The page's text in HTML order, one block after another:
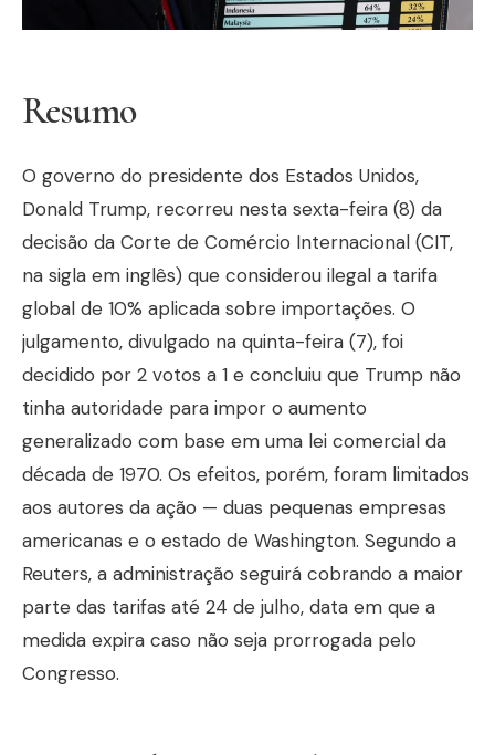
Resumo
O governo do presidente dos Estados Unidos,
Donald Trump, recorreu nesta sexta-feira (8) da
decisão da Corte de Comércio Internacional (CIT,
na sigla em inglês) que considerou ilegal a tarifa
global de 10% aplicada sobre importações. O
julgamento, divulgado na quinta-feira (7), foi
decidido por 2 votos a 1 e concluiu que Trump não
tinha autoridade para impor o aumento
generalizado com base em uma lei comercial da
década de 1970. Os efeitos, porém, foram limitados
aos autores da ação — duas pequenas empresas
americanas e o estado de Washington. Segundo a
Reuters, a administração seguirá cobrando a maior
parte das tarifas até 24 de julho, data em que a
medida expira caso não seja prorrogada pelo
Congresso.